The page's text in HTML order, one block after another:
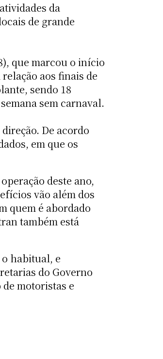
da
de grande
que marcou o início
aos finais de
sendo 18
sem carnaval.
De acordo
em que os
deste ano,
vão além dos
quem é abordado
também está
o habitual, e
do Governo
motoristas e